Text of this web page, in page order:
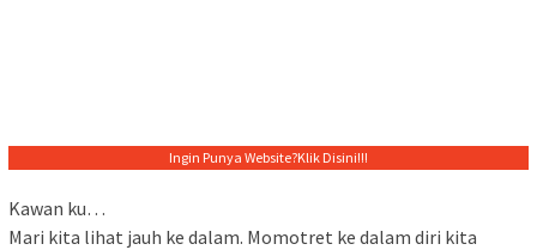
Ingin Punya Website?Klik Disini!!!
Kawan ku…
Mari kita lihat jauh ke dalam. Momotret ke dalam diri kita